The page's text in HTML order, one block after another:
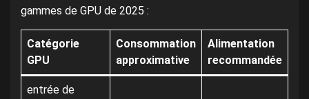
gammes de GPU de 2025 :
Catégorie
GPU
Consommation
approximative
Alimentation
recommandée
entrée de